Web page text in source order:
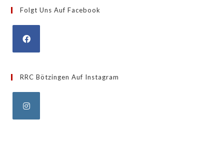
Folgt Uns Auf Facebook
RRC Bötzingen Auf Instagram